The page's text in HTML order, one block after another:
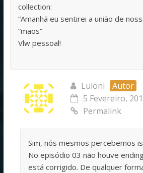
collection:
“Amanhã eu sentirei a união de
“maõs”
Vlw pessoal!
Luloni
Autor
5 Fevereiro,
Permalink
Sim, nós mesmos percebemos
No episódio 03 não houve
está corrigido. De qualquer